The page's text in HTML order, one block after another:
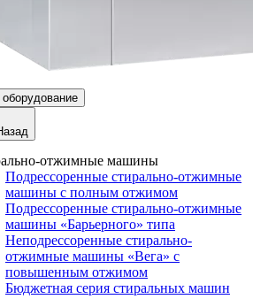
отжимные машины
Подрессоренные стирально-отжимные
машины с полным отжимом
Подрессоренные стирально-отжимные
машины «Барьерного» типа
Неподрессоренные стирально-
отжимные машины «Вега» с
повышенным отжимом
Бюджетная серия стиральных машин